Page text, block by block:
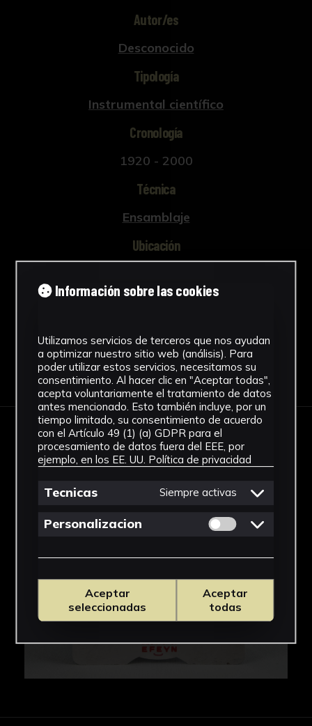
Autor/es
Desconocido
Tipología
Instrumental científico
Cronología
1920 - 2000
Técnica
Ensamblaje
Ubicación
Ver más
Descargar Ficha
IMÁGENES
Información sobre las cookies
Utilizamos servicios de terceros que nos ayudan
a optimizar nuestro sitio web (análisis). Para
poder utilizar estos servicios, necesitamos su
consentimiento. Al hacer clic en "Aceptar todas",
acepta voluntariamente el tratamiento de datos
antes mencionado. Esto también incluye, por un
tiempo limitado, su consentimiento de acuerdo
con el Artículo 49 (1) (a) GDPR para el
procesamiento de datos fuera del EEE, por
ejemplo, en los EE. UU. Política de privacidad
Tecnicas Siempre activas
Personalizacion Permitir cookies
Aceptar
seleccionadas
Aceptar
todas